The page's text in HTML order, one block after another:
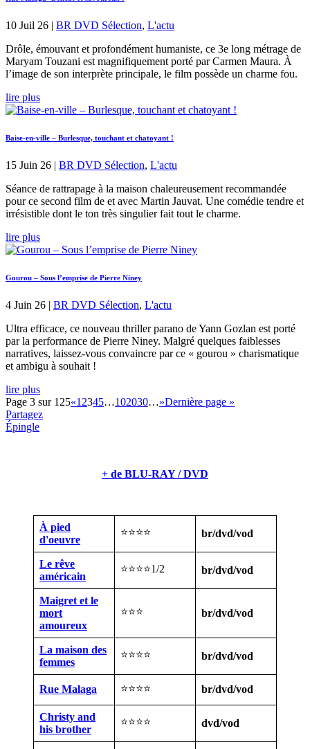
10 Juil 26 | BR DVD Sélection, L'actu
Drôle, émouvant et profondément humaniste, ce 3e long métrage de
Maryam Touzani est magnifiquement porté par Carmen Maura. À
l’image de son interprète principale, le film possède un charme fou.
lire plus
Baise-en-ville – Burlesque, touchant et chatoyant !
15 Juin 26 | BR DVD Sélection, L'actu
Séance de rattrapage à la maison chaleureusement recommandée
pour ce second film de et avec Martin Jauvat. Une comédie tendre et
irrésistible dont le ton très singulier fait tout le charme.
lire plus
Gourou – Sous l’emprise de Pierre Niney
4 Juin 26 | BR DVD Sélection, L'actu
Ultra efficace, ce nouveau thriller parano de Yann Gozlan est porté
par la performance de Pierre Niney. Malgré quelques faiblesses
narratives, laissez-vous convaincre par ce « gourou » charismatique
et ambigu à souhait !
lire plus
Page 3 sur 125«1 2345…102030…»Dernière page »
Partagez
Épingle
+ de BLU-RAY / DVD
À pied
d'oeuvre
⭐⭐⭐⭐ br/dvd/vod
Le rêve
américain
⭐⭐⭐⭐1/2 br/dvd/vod
Maigret et le
mort
amoureux
⭐⭐⭐ br/dvd/vod
La maison des
femmes
⭐⭐⭐⭐ br/dvd/vod
Rue Malaga ⭐⭐⭐⭐ br/dvd/vod
Christy and
his brother
⭐⭐⭐⭐ dvd/vod